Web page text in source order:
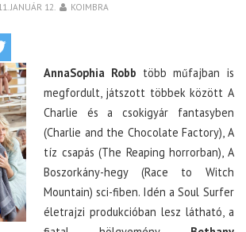
JANUÁR 12. KOIMBRA
AnnaSophia Robb több műfajban is
megfordult, játszott többek között A
Charlie és a csokigyár fantasyben
(Charlie and the Chocolate Factory), A
tíz csapás (The Reaping horrorban), A
Boszorkány-hegy (Race to Witch
Mountain) sci-fiben. Idén a Soul Surfer
életrajzi produkcióban lesz látható, a